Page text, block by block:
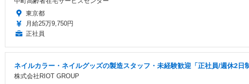
東京都
月給25万9,750円
正社員
ネイルカラー・ネイルグッズの製造スタッフ・未経験歓迎「正社員/週休2日
株式会社RIOT GROUP